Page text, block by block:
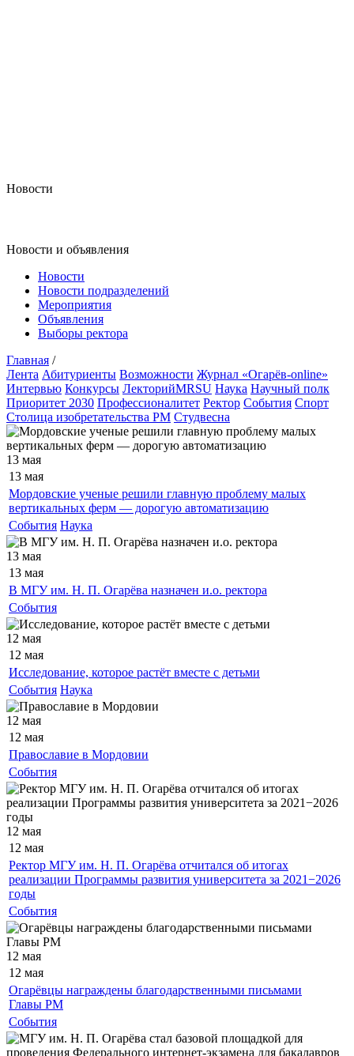
Новости
Новости и объявления
Новости
Новости подразделений
Мероприятия
Объявления
Выборы ректора
Главная /
Лента Абитуриенты Возможности Журнал «Огарёв-online»
Интервью Конкурсы ЛекторийMRSU Наука Научный полк
Приоритет 2030 Профессионалитет Ректор События Спорт
Столица изобретательства РМ Студвесна
13 мая
13 мая
Мордовские ученые решили главную проблему малых
вертикальных ферм — дорогую автоматизацию
События Наука
13 мая
13 мая
В МГУ им. Н. П. Огарёва назначен и.о. ректора
События
12 мая
12 мая
Исследование, которое растёт вместе с детьми
События Наука
12 мая
12 мая
Православие в Мордовии
События
12 мая
12 мая
Ректор МГУ им. Н. П. Огарёва отчитался об итогах
реализации Программы развития университета за 2021−2026
годы
События
12 мая
12 мая
Огарёвцы награждены благодарственными письмами
Главы РМ
События